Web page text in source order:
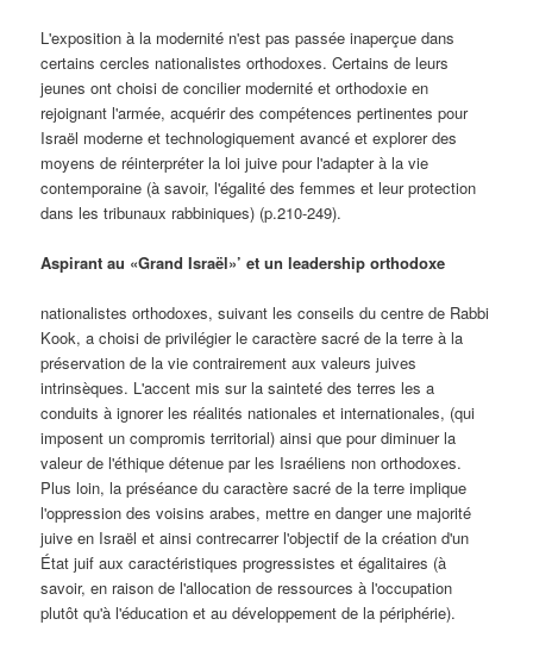
L'exposition à la modernité n'est pas passée inaperçue dans
certains cercles nationalistes orthodoxes. Certains de leurs
jeunes ont choisi de concilier modernité et orthodoxie en
rejoignant l'armée, acquérir des compétences pertinentes pour
Israël moderne et technologiquement avancé et explorer des
moyens de réinterpréter la loi juive pour l'adapter à la vie
contemporaine (à savoir, l'égalité des femmes et leur protection
dans les tribunaux rabbiniques) (p.210-249).
Aspirant au «Grand Israël»’ et un leadership orthodoxe
nationalistes orthodoxes, suivant les conseils du centre de Rabbi
Kook, a choisi de privilégier le caractère sacré de la terre à la
préservation de la vie contrairement aux valeurs juives
intrinsèques. L'accent mis sur la sainteté des terres les a
conduits à ignorer les réalités nationales et internationales, (qui
imposent un compromis territorial) ainsi que pour diminuer la
valeur de l'éthique détenue par les Israéliens non orthodoxes.
Plus loin, la préséance du caractère sacré de la terre implique
l'oppression des voisins arabes, mettre en danger une majorité
juive en Israël et ainsi contrecarrer l'objectif de la création d'un
État juif aux caractéristiques progressistes et égalitaires (à
savoir, en raison de l'allocation de ressources à l'occupation
plutôt qu'à l'éducation et au développement de la périphérie).